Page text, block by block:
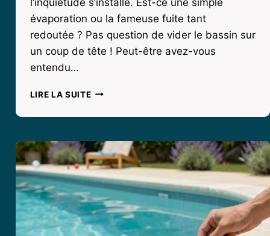
évaporation ou la fameuse fuite tant
redoutée ? Pas question de vider le bassin sur
un coup de tête ! Peut-être avez-vous
entendu…
LIRE LA SUITECOLMATEUR
FUITE
AVIS
:
CE
QU’IL
FAUT
VRAIMENT
SAVOIR
AVANT